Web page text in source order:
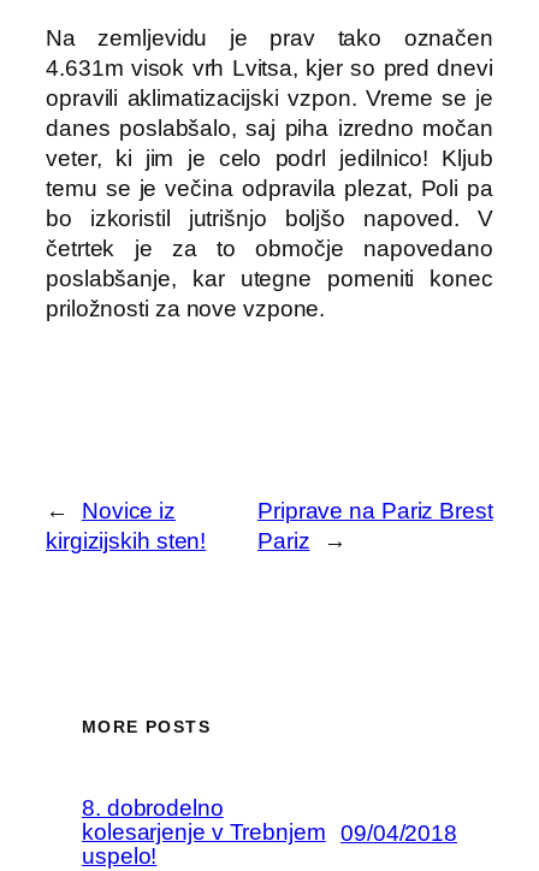
Na zemljevidu je prav tako označen
4.631m visok vrh Lvitsa, kjer so pred dnevi
opravili aklimatizacijski vzpon. Vreme se je
danes poslabšalo, saj piha izredno močan
veter, ki jim je celo podrl jedilnico! Kljub
temu se je večina odpravila plezat, Poli pa
bo izkoristil jutrišnjo boljšo napoved. V
četrtek je za to območje napovedano
poslabšanje, kar utegne pomeniti konec
priložnosti za nove vzpone.
←
Novice iz
kirgizijskih sten!
Priprave na Pariz Brest
Pariz
→
MORE POSTS
8. dobrodelno
kolesarjenje v Trebnjem
uspelo!
09/04/2018